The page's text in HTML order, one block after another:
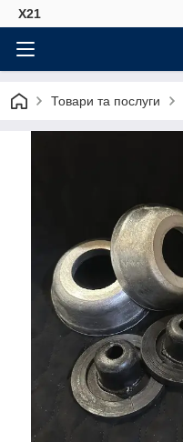
Х21
Товари та послуги